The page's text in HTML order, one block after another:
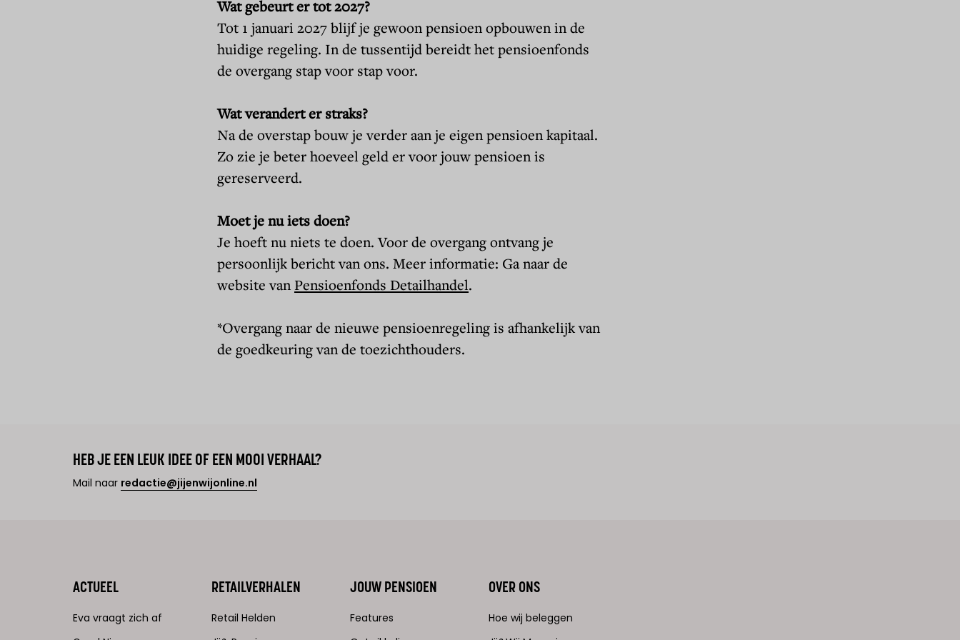
Wat gebeurt er tot 2027?
Tot 1 januari 2027 blijf je gewoon pensioen opbouwen in de
huidige regeling. In de tussentijd bereidt het pensioenfonds
de overgang stap voor stap voor.
Wat verandert er straks?
Na de overstap bouw je verder aan je eigen pensioen kapitaal.
Zo zie je beter hoeveel geld er voor jouw pensioen is
gereserveerd.
Moet je nu iets doen?
Je hoeft nu niets te doen. Voor de overgang ontvang je
persoonlijk bericht van ons. Meer informatie: Ga naar de
website van Pensioenfonds Detailhandel.
*Overgang naar de nieuwe pensioenregeling is afhankelijk van
de goedkeuring van de toezichthouders.
HEB JE EEN LEUK IDEE OF EEN MOOI VERHAAL?
Mail naar redactie@jijenwijonline.nl
ACTUEEL
Eva vraagt zich af
RETAILVERHALEN
Retail Helden
JOUW PENSIOEN
Features
OVER ONS
Hoe wij beleggen